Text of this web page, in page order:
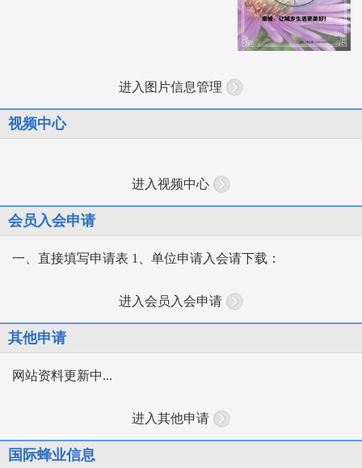
进入图片信息管理
视频中心
进入视频中心
会员入会申请
一、直接填写申请表 1、单位申请入会请下载：
进入会员入会申请
其他申请
网站资料更新中...
进入其他申请
国际蜂业信息